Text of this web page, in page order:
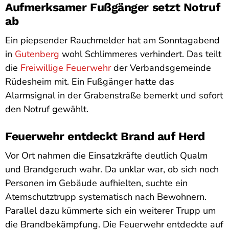
Aufmerksamer Fußgänger setzt Notruf
ab
Ein piepsender Rauchmelder hat am Sonntagabend
in Gutenberg wohl Schlimmeres verhindert. Das teilt
die Freiwillige Feuerwehrder Verbandsgemeinde
Rüdesheim mit. Ein Fußgänger hatte das
Alarmsignal in der Grabenstraße bemerkt und sofort
den Notruf gewählt.
Feuerwehr entdeckt Brand auf Herd
Vor Ort nahmen die Einsatzkräfte deutlich Qualm
und Brandgeruch wahr. Da unklar war, ob sich noch
Personen im Gebäude aufhielten, suchte ein
Atemschutztrupp systematisch nach Bewohnern.
Parallel dazu kümmerte sich ein weiterer Trupp um
die Brandbekämpfung. Die Feuerwehr entdeckte auf